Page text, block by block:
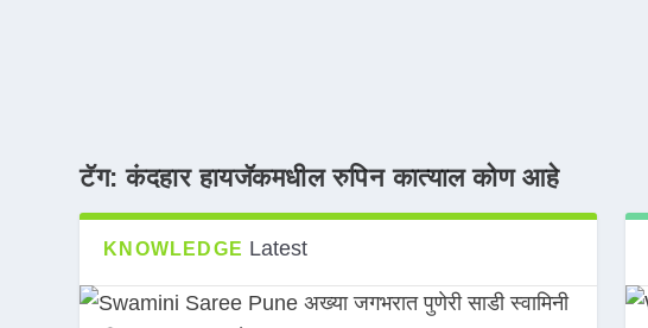
टॅग:कंदहार हायजॅकमधील रुपिन कात्याल कोण आहे
KNOWLEDGE Latest